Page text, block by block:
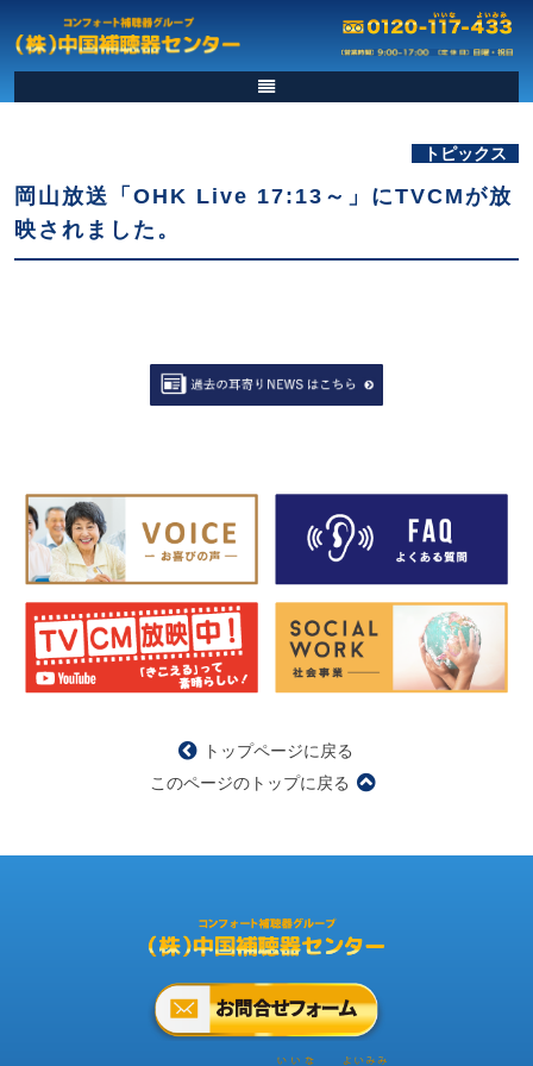
トピックス
岡山放送「OHK Live 17:13～」にTVCMが放
映されました。
トップページに戻る
このページのトップに戻る